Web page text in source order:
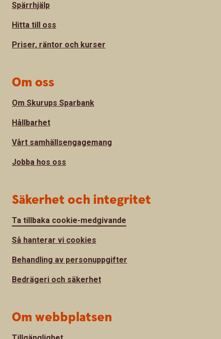
Spärrhjälp
Hitta till oss
Priser, räntor och kurser
Om oss
Om Skurups Sparbank
Hållbarhet
Vårt samhällsengagemang
Jobba hos oss
Säkerhet och integritet
Ta tillbaka cookie-medgivande
Så hanterar vi cookies
Behandling av personuppgifter
Bedrägeri och säkerhet
Om webbplatsen